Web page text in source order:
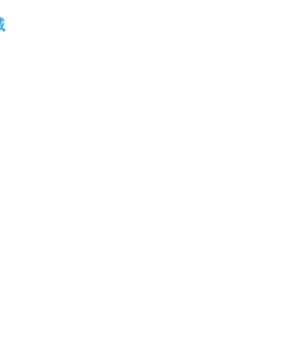
年に一度の大蛇まつり巳年開催を記念
インされている。25セット限定